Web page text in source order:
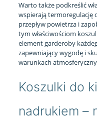
Warto także podkreślić
wspierają termoregulację
przepływ powietrza i
tym właściwościom
element garderoby
zapewniający wygodę i
warunkach
Koszulki do
nadrukiem –